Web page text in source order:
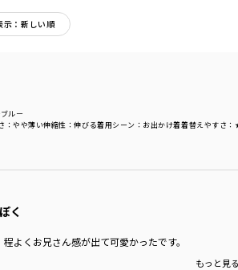
示：新しい順
：やや薄い伸縮性 ：伸びる着用シーン ：お出かけ着着替えやすさ
ルー
く
よくお兄さん感が出て可愛かったです。
もっと見
BOY
11-5404-378